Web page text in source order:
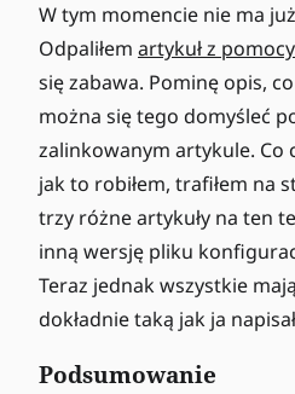
W tym momencie nie ma
Odpaliłem artykuł z
się zabawa. Pominę opis,
można się tego domyśleć
zalinkowanym artykule. Co
jak to robiłem, trafiłem na
trzy różne artykuły na ten
inną wersję pliku
Teraz jednak wszystkie
dokładnie taką jak ja
Podsumowanie